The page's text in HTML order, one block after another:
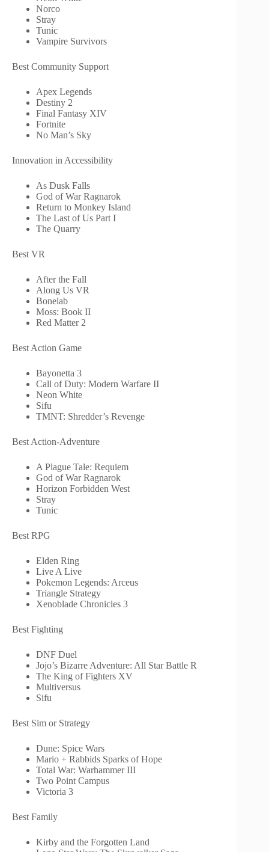
Norco
Stray
Tunic
Vampire Survivors
Best Community Support
Apex Legends
Destiny 2
Final Fantasy XIV
Fortnite
No Man’s Sky
Innovation in Accessibility
As Dusk Falls
God of War Ragnarok
Return to Monkey Island
The Last of Us Part I
The Quarry
Best VR
After the Fall
Along Us VR
Bonelab
Moss: Book II
Red Matter 2
Best Action Game
Bayonetta 3
Call of Duty: Modern Warfare II
Neon White
Sifu
TMNT: Shredder’s Revenge
Best Action-Adventure
A Plague Tale: Requiem
God of War Ragnarok
Horizon Forbidden West
Stray
Tunic
Best RPG
Elden Ring
Live A Live
Pokemon Legends: Arceus
Triangle Strategy
Xenoblade Chronicles 3
Best Fighting
DNF Duel
Jojo’s Bizarre Adventure: All Star Battle R
The King of Fighters XV
Multiversus
Sifu
Best Sim or Strategy
Dune: Spice Wars
Mario + Rabbids Sparks of Hope
Total War: Warhammer III
Two Point Campus
Victoria 3
Best Family
Kirby and the Forgotten Land